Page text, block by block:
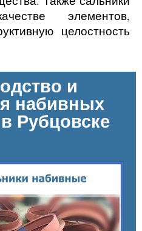
элементов,
целостность
и
набивных
Рубцовске